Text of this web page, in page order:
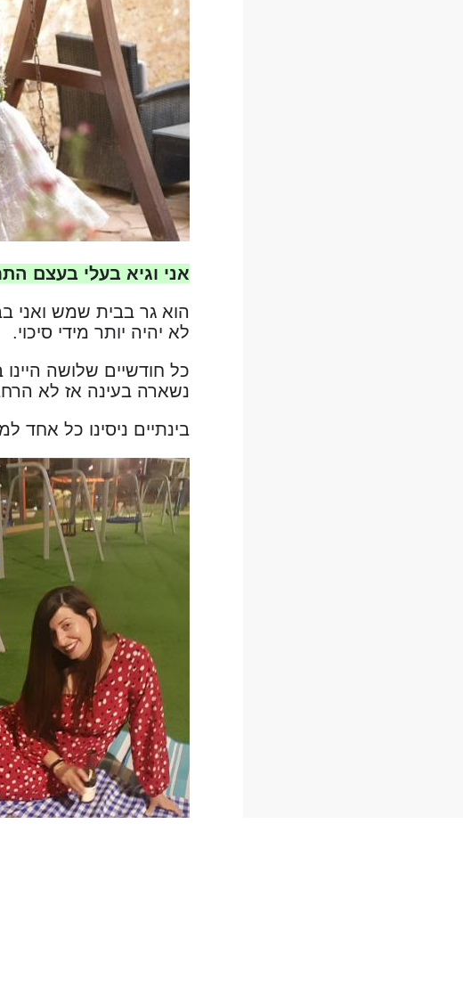
אני וגיא בעלי בעצם
הוא גר בבית שמש ואני
לא יהיה יותר מידי סיכוי.
כל חודשיים שלושה
נשארה בעינה אז לא
בינתיים ניסינו כל אחד